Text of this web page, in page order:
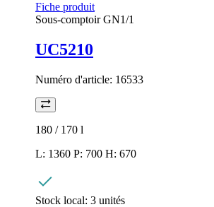
Fiche produit
Sous-comptoir GN1/1
UC5210
Numéro d'article: 16533
180 / 170 l
L: 1360 P: 700 H: 670
Stock local: 3 unités